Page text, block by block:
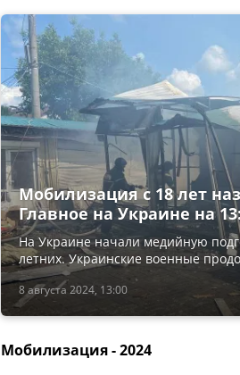
8 августа 2024, 13:00
Мобилизация с 18 лет
Главное на Украине на
На Украине начали медийную
летних. Украинские военные
Мобилизация - 2024